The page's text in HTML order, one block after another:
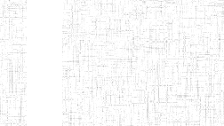
Chercher:
Effacer les filtres